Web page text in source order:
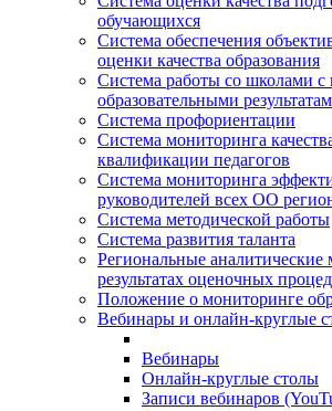
обучающихся
Система обеспечения
оценки качества образования
Система работы со школами с
образовательными
Система профориентации
Система мониторинга
квалификации педагогов
Система мониторинга
руководителей всех ОО
Система методической работы
Система развития таланта
Региональные аналитические
результатах оценочных
Положение о мониторинге
Вебинары и онлайн-круглые
Вебинары
Онлайн-круглые столы
Записи вебинаров